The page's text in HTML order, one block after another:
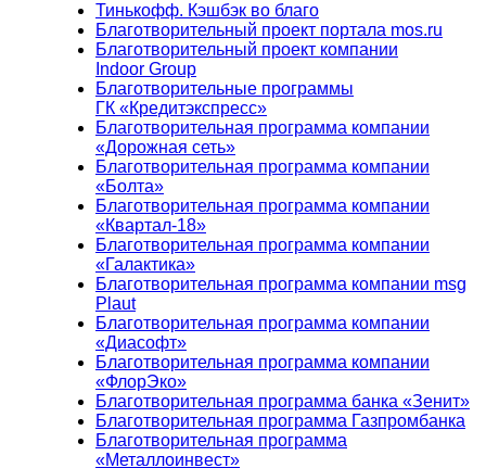
Тинькофф. Кэшбэк во благо
Благотворительный проект портала mos.ru
Благотворительный проект компании
Indoor Group
Благотворительные программы
ГК «Кредитэкспресс»
Благотворительная программа компании
«Дорожная сеть»
Благотворительная программа компании
«Болта»
Благотворительная программа компании
«Квартал-18»
Благотворительная программа компании
«Галактика»
Благотворительная программа компании msg
Plaut
Благотворительная программа компании
«Диасофт»
Благотворительная программа компании
«ФлорЭко»
Благотворительная программа банка «Зенит»
Благотворительная программа Газпромбанка
Благотворительная программа
«Металлоинвест»